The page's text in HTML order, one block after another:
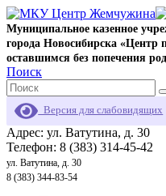
Муниципальное казенное
города Новосибирска «Центр
оставшимся без попечения
Поиск
Версия для слабовидящих
Адрес: ул. Ватутина, д. 30
Телефон: 8 (383) 314-45-42
ул. Ватутина, д. 30
8 (383) 344-83-54